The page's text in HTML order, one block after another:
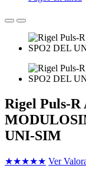
Rigel Puls-R
UNI-SIM
★★★★★ Ver